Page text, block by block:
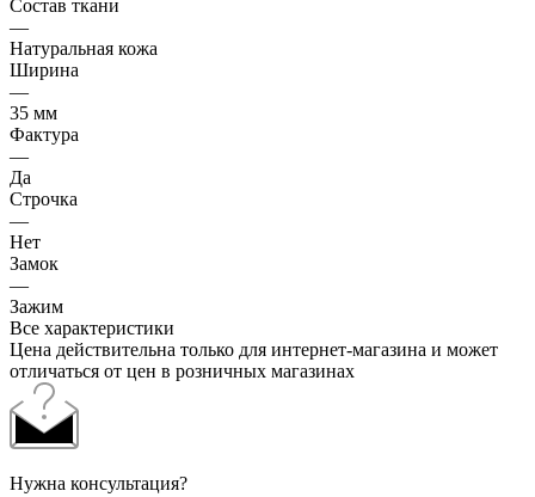
Состав ткани
—
Натуральная кожа
Ширина
—
35 мм
Фактура
—
Да
Строчка
—
Нет
Замок
—
Зажим
Все характеристики
Цена действительна только для интернет-магазина и может
отличаться от цен в розничных магазинах
Нужна консультация?